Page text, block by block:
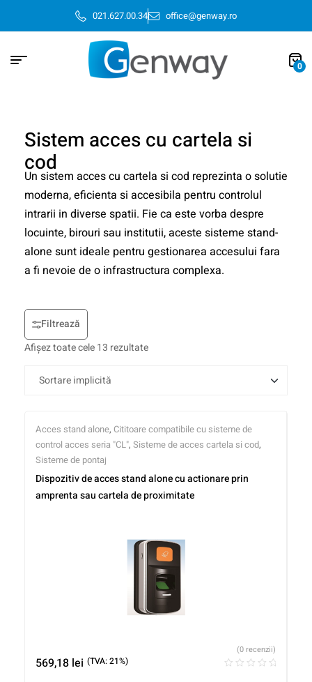
021.627.00.34 office@genway.ro
0
Sistem acces cu cartela si
cod
Un sistem acces cu cartela si cod reprezinta o solutie
moderna, eficienta si accesibila pentru controlul
intrarii in diverse spatii. Fie ca este vorba despre
locuinte, birouri sau institutii, aceste sisteme stand-
alone sunt ideale pentru gestionarea accesului fara
a fi nevoie de o infrastructura complexa.
Filtrează
Afișez toate cele 13 rezultate
Acces stand alone, Cititoare compatibile cu sisteme de
control acces seria "CL", Sisteme de acces cartela si cod,
Sisteme de pontaj
Dispozitiv de acces stand alone cu actionare prin
amprenta sau cartela de proximitate
569,18 lei (TVA: 21%)
(0 recenzii)